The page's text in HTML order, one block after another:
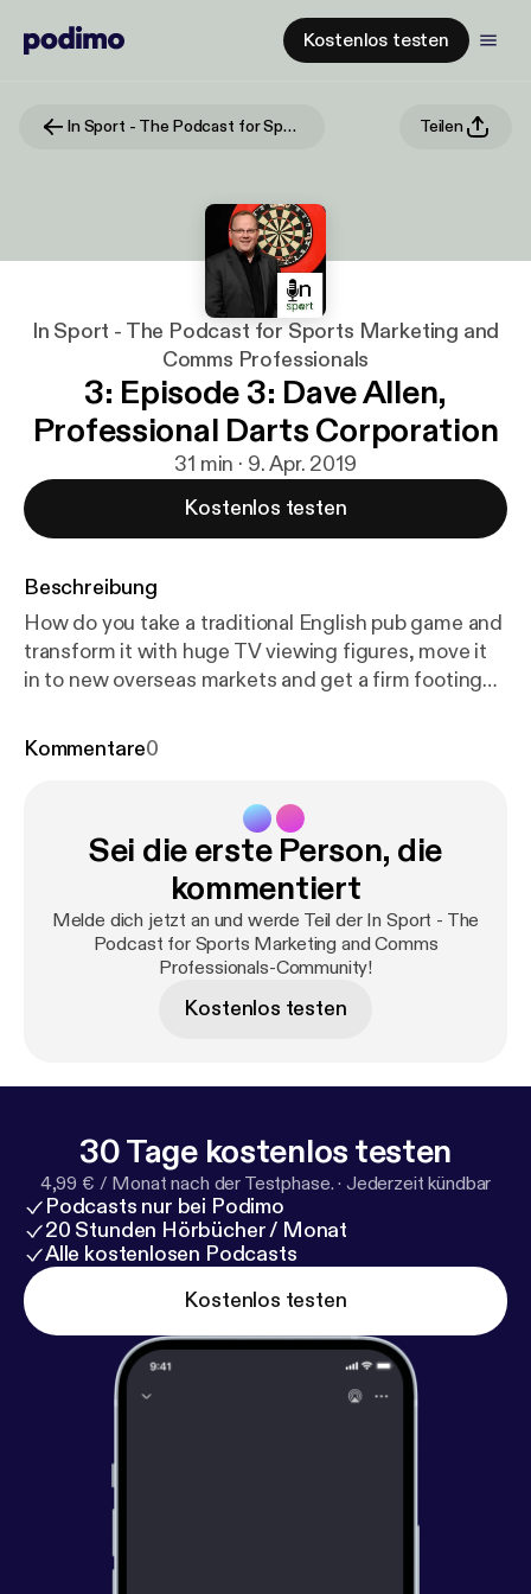
Kostenlos testen
In Sport - The Podcast for Sports Marketing and Comms Professionals Teilen
In Sport - The Podcast for Sports Marketing and
Comms Professionals
3: Episode 3: Dave Allen,
Professional Darts Corporation
31 min · 9. Apr. 2019
Kostenlos testen
Beschreibung
How do you take a traditional English pub game and
transform it with huge TV viewing figures, move it
in to new overseas markets and get a firm footing
episode, Dave Allen, Head of Media at the
enjoyed over the last decade, including their
investment in live streaming. 1:15 Dave Allen
marketing professionals * StreamAMG * SnappyTV *
TwoCircles 28:02 Post-match review Music: Cool
Rock Kevin MacLeod (incompetech.com) Licensed
under Creative Commons: By Attribution 3.0
http://creativecommons.org/licenses/by/3.
Kommentare0
Sei die erste Person, die
kommentiert
Melde dich jetzt an und werde Teil der In Sport - The
Podcast for Sports Marketing and Comms
Professionals-Community!
Kostenlos testen
30 Tage kostenlos testen
4,99 € / Monat nach der Testphase. · Jederzeit kündbar
Podcasts nur bei Podimo
20 Stunden Hörbücher / Monat
Alle kostenlosen Podcasts
Kostenlos testen